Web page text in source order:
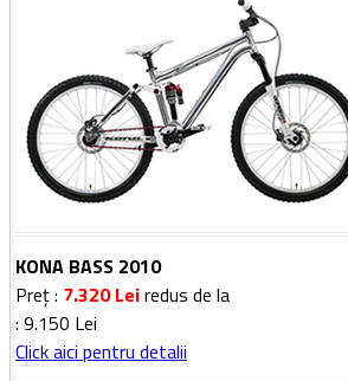
KONA BASS 2010
Preț: 7.320 Leiredus de la
: 9.150 Lei
Click aici pentru detalii